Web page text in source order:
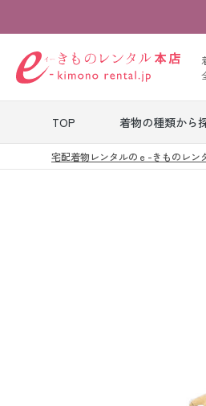
TOP 着物の種類から
七五
引
宅配着物レンタルのｅ-きものレン